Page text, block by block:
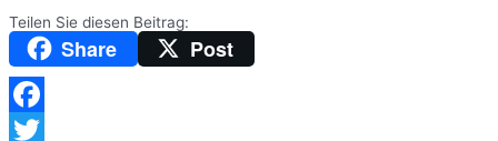
Teilen Sie diesen Beitrag:
Share Post
Facebook